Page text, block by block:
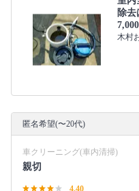
除
木村
匿名希望(〜20代)
車クリーニング(車内清掃)
親切
4.40